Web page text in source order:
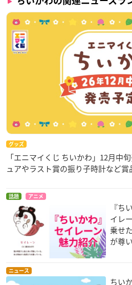
グッズ
「エニマイくじ ちいかわ」12月中
ュアやラスト賞の振り子時計など賞
話題 アニメ
『ち
イレ
乗せ
が尊い
ニュース
ちい